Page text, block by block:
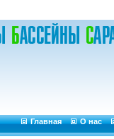
Главная О нас